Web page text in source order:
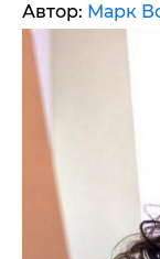
Автор: Марк